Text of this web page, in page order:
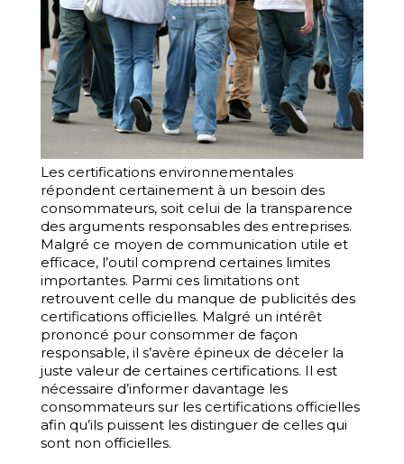
Les certifications environnementales
répondent certainement à un besoin des
consommateurs, soit celui de la transparence
des arguments responsables des entreprises.
Malgré ce moyen de communication utile et
efficace, l’outil comprend certaines limites
importantes. Parmi ces limitations ont
retrouvent celle du manque de publicités des
certifications officielles. Malgré un intérêt
prononcé pour consommer de façon
responsable, il s’avère épineux de déceler la
juste valeur de certaines certifications. Il est
nécessaire d’informer davantage les
consommateurs sur les certifications officielles
afin qu’ils puissent les distinguer de celles qui
sont non officielles.